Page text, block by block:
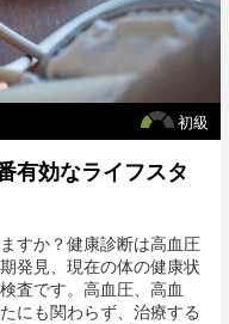
初級
有効なライフスタ
すか？健康診断は高血圧
発見、現在の体の健康状
査です。高血圧、高血
にも関わらず、治療する